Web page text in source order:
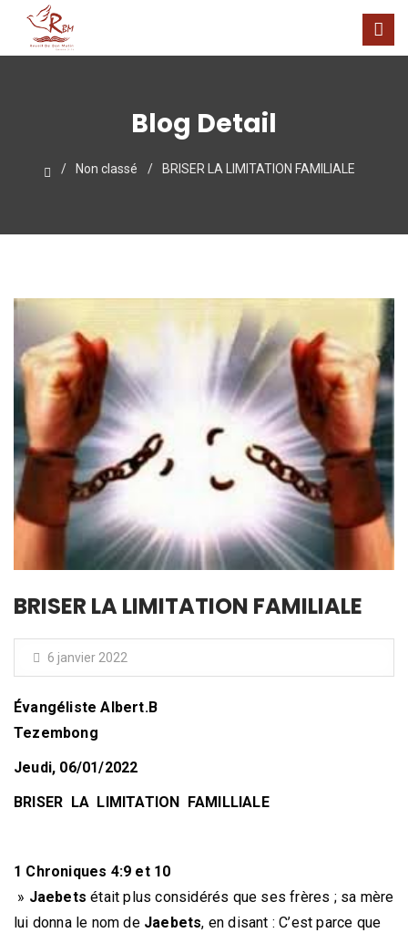
Blog Detail
Non classé BRISER LA LIMITATION FAMILIALE
BRISER LA LIMITATION FAMILIALE
6 janvier 2022
Évangéliste Albert.B
Tezembong
Jeudi, 06/01/2022
BRISER LA LIMITATION FAMILLIALE
1 Chroniques 4:9 et 10
» Jaebets était plus considérés que ses frères ; sa mère
lui donna le nom de Jaebets, en disant : C’est parce que